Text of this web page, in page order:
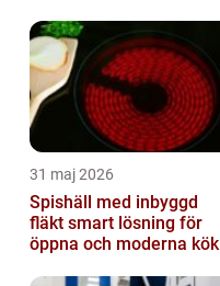
31 maj 2026
Spishäll med inbyggd
fläkt smart lösning för
öppna och moderna kök